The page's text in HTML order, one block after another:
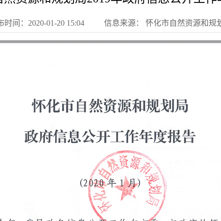
时间：2020-01-20 15:04 信息来源： 怀化市自然资源和规